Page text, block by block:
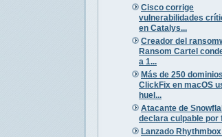
Cisco corrige
vulnerabilidades
en Catalys...
Creador del
Ransom Cartel
a 1...
Más de 250
ClickFix en macOS
huel...
Atacante de
declara culpable por
Lanzado